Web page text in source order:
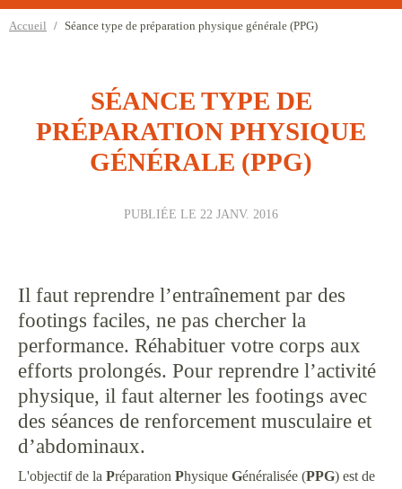
Accueil Séance type de préparation physique générale (PPG)
SÉANCE TYPE DE
PRÉPARATION PHYSIQUE
GÉNÉRALE (PPG)
PUBLIÉE LE 22 JANV. 2016
Il faut reprendre l’entraînement par des
footings faciles, ne pas chercher la
performance. Réhabituer votre corps aux
efforts prolongés. Pour reprendre l’activité
physique, il faut alterner les footings avec
des séances de renforcement musculaire et
d’abdominaux.
L'objectif de la Préparation Physique Généralisée (PPG) est de